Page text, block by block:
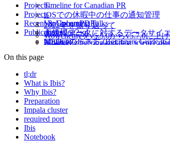
Timeline for Canadian PR
iOSでの休暇中の仕事の通知管理
2022年を振り返って
Wowchemyをv5.5.0からv5.7.0に上
日本のサービス解約RTA～カナダ
バンクーバーのえんじに屋 #81,82
sqllineage を使って digdag のログ
年度途中に海外移住した年の給与
3ファイル追加してGitHub Actions
2021年を振り返って
Projects
Projects
VanGohan PDF
digdaglog2sql
tabula-py
tdworkflow
RTD
Mykytea
Recent & Upcoming Talks
大規模データに対するデータサイ
A data engineering and data science
仕事ではじめる機械学習
How do you debug/test your Workflow?
Challenges for Machine Learning
Managing Machine Learning workflows
Train, predict, and serve: How to put
Publications
MLOpsの歩き方 (Beginners Guide to
On this page
tl;dr
What is Ibis?
Why Ibis?
Preparation
Impala cluster
required port
Ibis
Notebook